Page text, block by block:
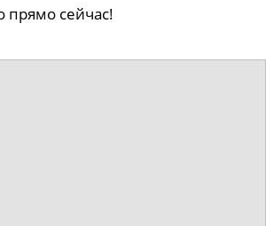
прямо сейчас!